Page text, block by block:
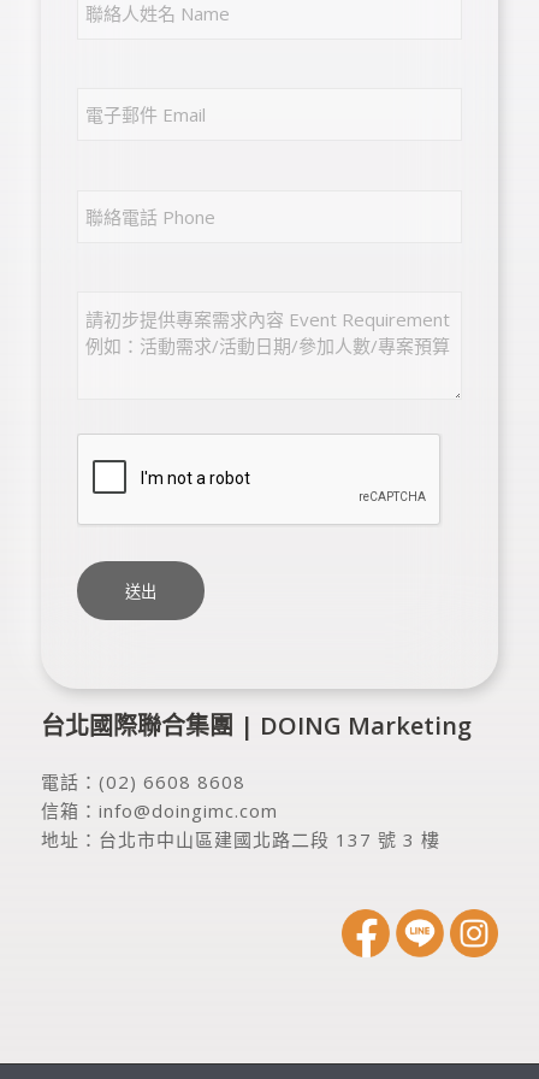
台北國際聯合集團 | DOING Marketing
電話： (02) 6608 8608
信箱： info@doingimc.com
地址： 台北市中山區建國北路二段 137 號 3 樓